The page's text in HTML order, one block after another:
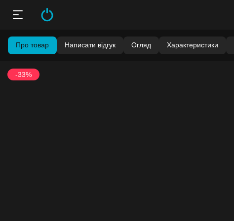
Про товар Написати відгук Огляд Характеристики
-33%